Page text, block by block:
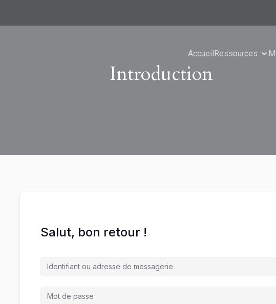
AccueilRessources
Introduction
Salut, bon retour !